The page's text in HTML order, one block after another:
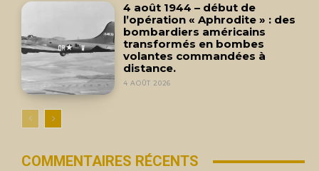
4 août 1944 – début de
l’opération « Aphrodite » : des
bombardiers américains
transformés en bombes
volantes commandées à
distance.
4 AOÛT 2026
COMMENTAIRES RÉCENTS